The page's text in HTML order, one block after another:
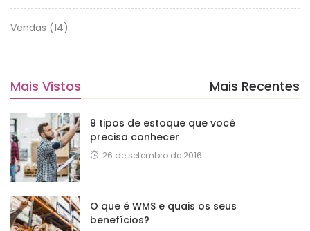
Vendas (14)
Mais Vistos Mais Recentes
9 tipos de estoque que você
precisa conhecer
26 de setembro de 2016
O que é WMS e quais os seus
benefícios?